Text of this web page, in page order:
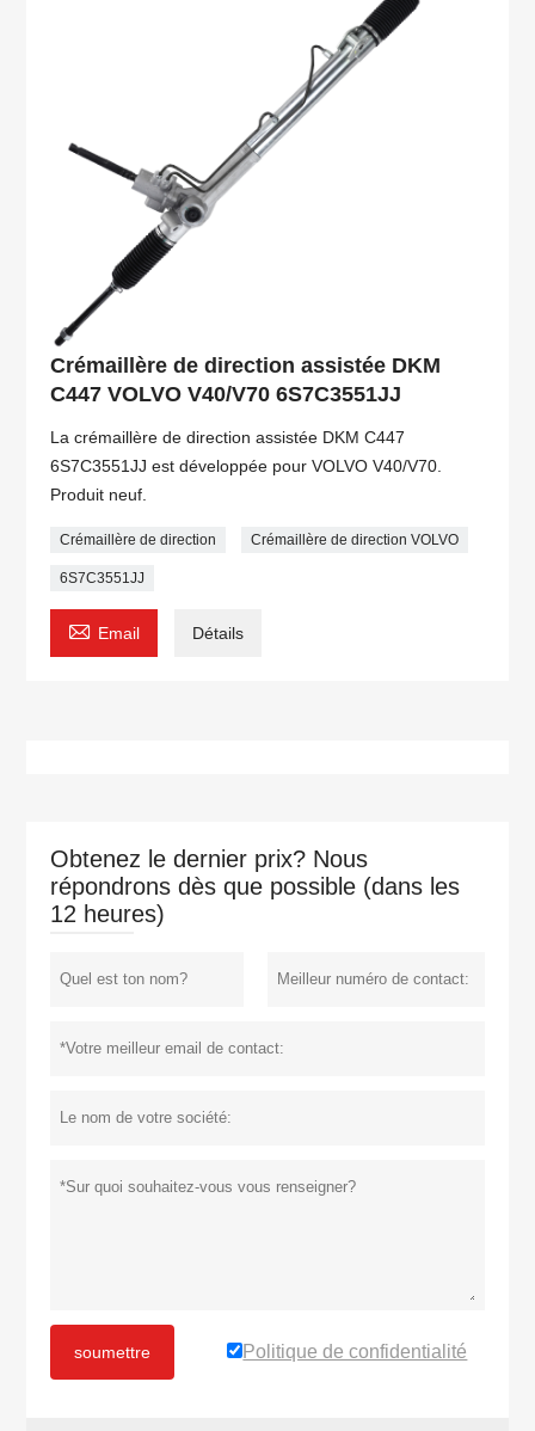
Crémaillère de direction assistée DKM
C447 VOLVO V40/V70 6S7C3551JJ
La crémaillère de direction assistée DKM C447
6S7C3551JJ est développée pour VOLVO V40/V70.
Produit neuf.
Crémaillère de direction Crémaillère de direction VOLVO
6S7C3551JJ
 Email Détails
Obtenez le dernier prix? Nous
répondrons dès que possible (dans les
12 heures)
soumettre Politique de confidentialité